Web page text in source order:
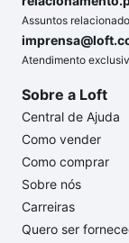
Assuntos
Atendimento
Sobre a Loft
Central de Ajuda
Como vender
Como comprar
Sobre nós
Carreiras
Quero ser